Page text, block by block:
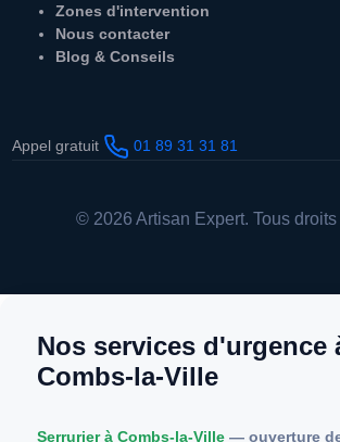
Zones d'intervention
Nous contacter
Blog & Conseils
Appel gratuit 01 89 31 31 81
© 2026 Artisan Expert. Tous droits
Nos services d'urgence
Combs-la-Ville
Serrurier à Combs-la-Ville — ouverture